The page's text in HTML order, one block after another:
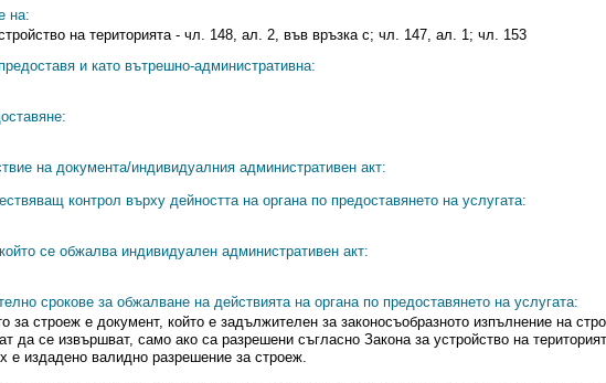
на:
на територията - чл. 148, ал. 2, във връзка с; чл. 147, ал. 1; чл. 153
и като вътрешно-административна:
на документа/индивидуалния административен акт:
контрол върху дейността на органа по предоставянето на услугата:
се обжалва индивидуален административен акт:
срокове за обжалване на действията на органа по предоставянето на услугата:
за строеж е документ, който е задължителен за законосъобразното изпълнение на
да се извършват, само ако са разрешени съгласно Закона за устройство на
е издадено валидно разрешение за строеж.